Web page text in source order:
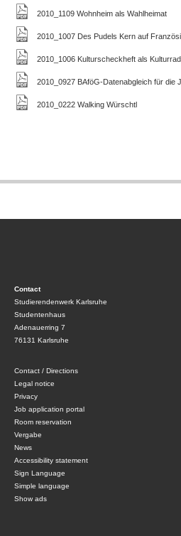
2010_1109 Wohnheim als Wahlheimat
2010_1007 Des Pudels Kern auf
2010_1006 Kulturscheckheft als
2010_0927 BAföG-Datenabgleich für die
2010_0222 Walking Würschtl
Contact
Studierendenwerk Karlsruhe
Studentenhaus
Adenauerring 7
76131 Karlsruhe
Contact / Directions
Legal notice
Privacy
Job application portal
Room reservation
Vergabe
News
Accessibility statement
Sign Language
Simple language
Show ads